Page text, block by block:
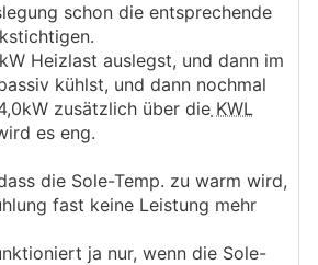
schon die entsprechende
Heizlast auslegst, und dann im
kühlst, und dann nochmal
zusätzlich über die KWL
es eng.
die Sole-Temp. zu warm wird,
fast keine Leistung mehr
ja nur, wenn die Sole-